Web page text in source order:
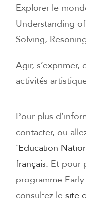
Explorer le
Understanding
Solving,
Agir, s’exprimer,
activités
Pour plus
contacter, ou
‘Education
français. Et pour
programme
consultez lesite